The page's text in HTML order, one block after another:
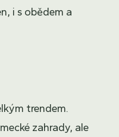
i s obědem a
trendem.
zahrady, ale